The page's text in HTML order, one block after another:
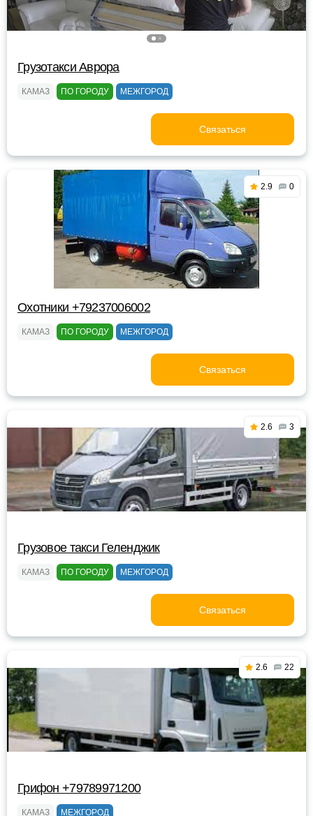
Грузотакси Аврора
КАМАЗ ПО ГОРОДУ МЕЖГОРОД
Связаться
2.9 0
Охотники +79237006002
КАМАЗ ПО ГОРОДУ МЕЖГОРОД
Связаться
2.6 3
Грузовое такси Геленджик
КАМАЗ ПО ГОРОДУ МЕЖГОРОД
Связаться
2.6 22
Грифон +79789971200
КАМАЗ МЕЖГОРОД